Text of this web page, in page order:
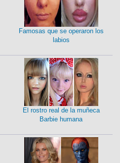
Famosas que se operaron los
labios
El rostro real de la muñeca
Barbie humana